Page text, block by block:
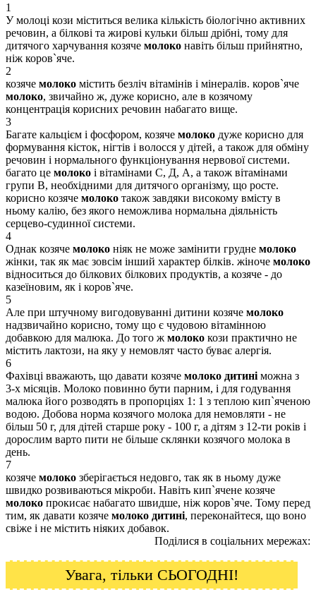
1
У молоці кози міститься велика кількість біологічно активних
речовин, а білкові та жирові кульки більш дрібні, тому для
дитячого харчування козяче молоко навіть більш прийнятно,
ніж коров`яче.
2
козяче молоко містить безліч вітамінів і мінералів. коров`яче
молоко, звичайно ж, дуже корисно, але в козячому
концентрація корисних речовин набагато вище.
3
Багате кальцієм і фосфором, козяче молоко дуже корисно для
формування кісток, нігтів і волосся у дітей, а також для обміну
речовин і нормального функціонування нервової системи.
багато це молоко і вітамінами С, Д, А, а також вітамінами
групи В, необхідними для дитячого організму, що росте.
корисно козяче молоко також завдяки високому вмісту в
ньому калію, без якого неможлива нормальна діяльність
серцево-судинної системи.
4
Однак козяче молоко ніяк не може замінити грудне молоко
жінки, так як має зовсім інший характер білків. жіноче молоко
відноситься до білкових білкових продуктів, а козяче - до
казеїновим, як і коров`яче.
5
Але при штучному вигодовуванні дитини козяче молоко
надзвичайно корисно, тому що є чудовою вітамінною
добавкою для малюка. До того ж молоко кози практично не
містить лактози, на яку у немовлят часто буває алергія.
6
Фахівці вважають, що давати козяче молоко дитині можна з
3-х місяців. Молоко повинно бути парним, і для годування
малюка його розводять в пропорціях 1: 1 з теплою кип`яченою
водою. Добова норма козячого молока для немовляти - не
більш 50 г, для дітей старше року - 100 г, а дітям з 12-ти років і
дорослим варто пити не більше склянки козячого молока в
день.
7
козяче молоко зберігається недовго, так як в ньому дуже
швидко розвиваються мікроби. Навіть кип`ячене козяче
молоко прокисає набагато швидше, ніж коров`яче. Тому перед
тим, як давати козяче молоко дитині, переконайтеся, що воно
свіже і не містить ніяких добавок.
Поділися в соціальних мережах:
Увага, тільки СЬОГОДНІ!